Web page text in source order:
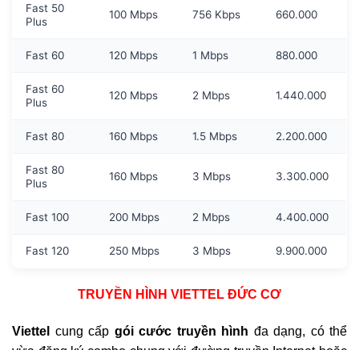
Fast 50
Plus
100 Mbps 756 Kbps 660.000
Fast 60 120 Mbps 1 Mbps 880.000
Fast 60
Plus
120 Mbps 2 Mbps 1.440.000
Fast 80 160 Mbps 1.5 Mbps 2.200.000
Fast 80
Plus
160 Mbps 3 Mbps 3.300.000
Fast 100 200 Mbps 2 Mbps 4.400.000
Fast 120 250 Mbps 3 Mbps 9.900.000
TRUYỀN HÌNH VIETTEL ĐỨC CƠ
Viettel cung cấp gói cước truyền hình đa dạng, có thể